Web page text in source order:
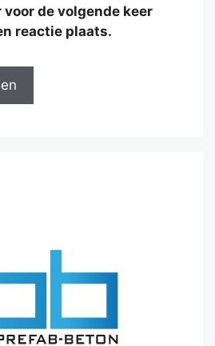
de volgende keer
reactie plaats.